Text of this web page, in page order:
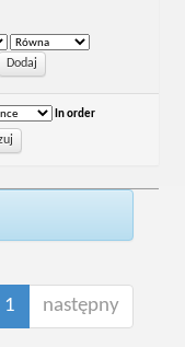
In order
1 następny